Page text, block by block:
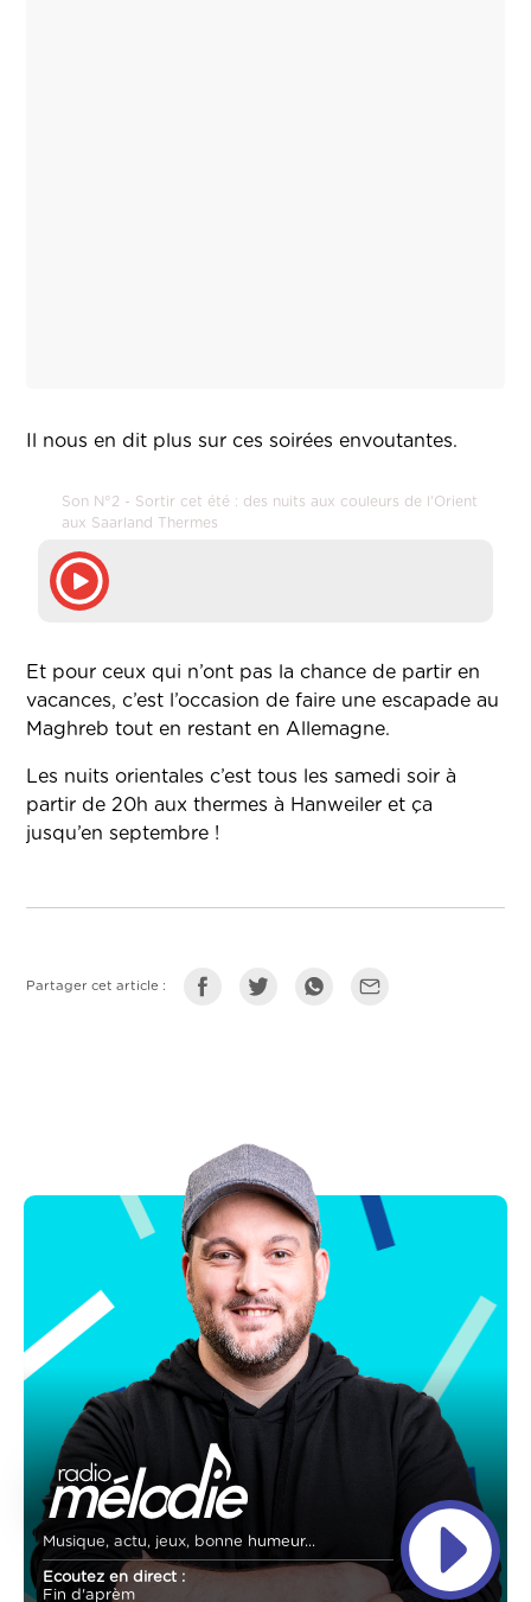
Il nous en dit plus sur ces soirées envoutantes.
Son N°2 - Sortir cet été : des nuits aux couleurs de l'Orient
aux Saarland Thermes
Et pour ceux qui n’ont pas la chance de partir en
vacances, c’est l’occasion de faire une escapade au
Maghreb tout en restant en Allemagne.
Les nuits orientales c’est tous les samedi soir à
partir de 20h aux thermes à Hanweiler et ça
jusqu’en septembre !
Partager cet article :
Musique, actu, jeux, bonne humeur...
Ecoutez en direct :
Fin d'aprèm